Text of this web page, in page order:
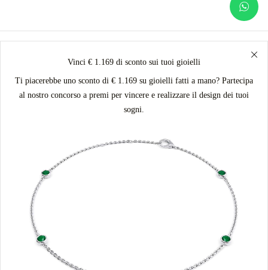
Vinci € 1.169 di sconto sui tuoi gioielli
Ti piacerebbe uno sconto di € 1.169 su gioielli fatti a mano? Partecipa
al nostro concorso a premi per vincere e realizzare il design dei tuoi
sogni.